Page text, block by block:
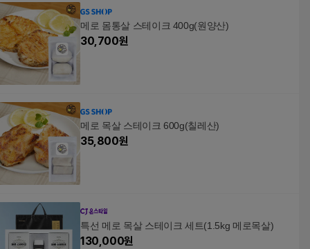
메로 몸통살 스테이크 400g(원양산)
30,700원
메로 목살 스테이크 600g(칠레산)
35,800원
특선 메로 목살 스테이크 세트(1.5kg 메로목살)
130,000원